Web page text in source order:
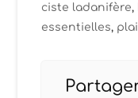
ciste ladanifère,
essentielles,